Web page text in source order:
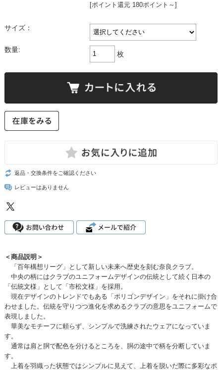
[ポイント還元 180ポイント～]
サイズ：
数量:
枚
返品・交換条件をご確認ください
レビューはありません
＜商品説明＞
「百年構想リーグ」として新しい未来へ歴史を刻む奈良クラブ。
中央の柄にはクラブのユニフォームデザインの伝統として続く日本の
「伝統文様」として「市松文様」を採用。
現在デザインのトレンドでもある「ポリゴンデザイン」をそれに掛け合
わせました。伝統を守りつつ進化を求めるクラブの意思をユニフォームで
表現しました。
華美なモチーフに頼らず、シンプルで洗練されたウェアになっていま
す。
通常は肩と胴で配色を分けるところを、胴の途中で柄を分断していま
す。
上着を羽織った状態ではシンプルに見えて、上着を脱いだ際に多彩なポ